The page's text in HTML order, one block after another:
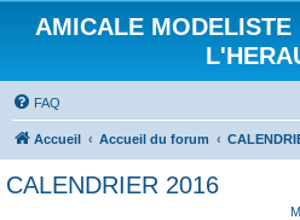
AMICALE
FAQ
Accueil Accueil du forum
CALENDRIER 2016